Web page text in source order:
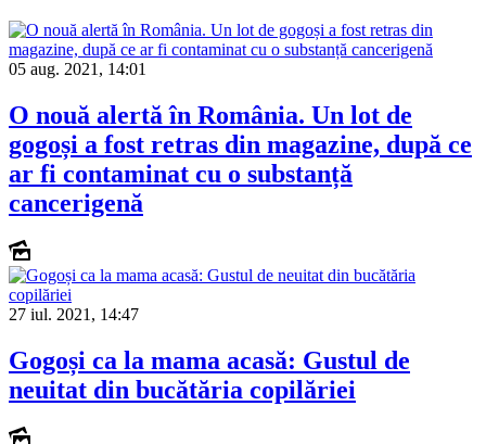
05 aug. 2021, 14:01
O nouă alertă în România. Un lot de
gogoși a fost retras din magazine, după ce
ar fi contaminat cu o substanță
cancerigenă
27 iul. 2021, 14:47
Gogoși ca la mama acasă: Gustul de
neuitat din bucătăria copilăriei